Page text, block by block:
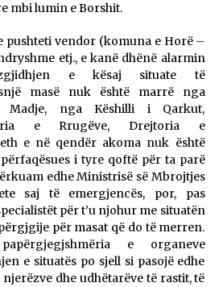
mbi lumin e Borshit.
pushteti vendor (komuna e Horë –
etj., e kanë dhënë alarmin
e kësaj situate të
masë nuk është marrë nga
Madje, nga Këshilli i Qarkut,
e Rrugëve, Drejtoria e
e në qendër akoma nuk është
i tyre qoftë për ta parë
edhe Ministrisë së Mbrojtjes
saj të emergjencës, por, pas
për t’u njohur me situatën
për masat që do të merren.
e organeve
e situatës po sjell si pasojë edhe
dhe udhëtarëve të rastit, të